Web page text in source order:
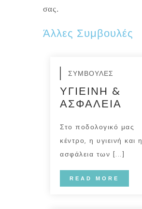
σας.
Άλλες Συμβουλές
ΣΥΜΒΟΥΛΕΣ
ΥΓΙΕΙΝΗ &
ΑΣΦΑΛΕΙΑ
Στο ποδολογικό μας
κέντρο, η υγιεινή και η
ασφάλεια των [...]
READ MORE